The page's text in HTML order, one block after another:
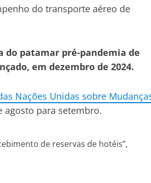
do transporte aéreo de
do patamar pré-pandemia de
em dezembro de 2024.
Nações Unidas sobre
agosto para setembro.
de reservas de hotéis”,